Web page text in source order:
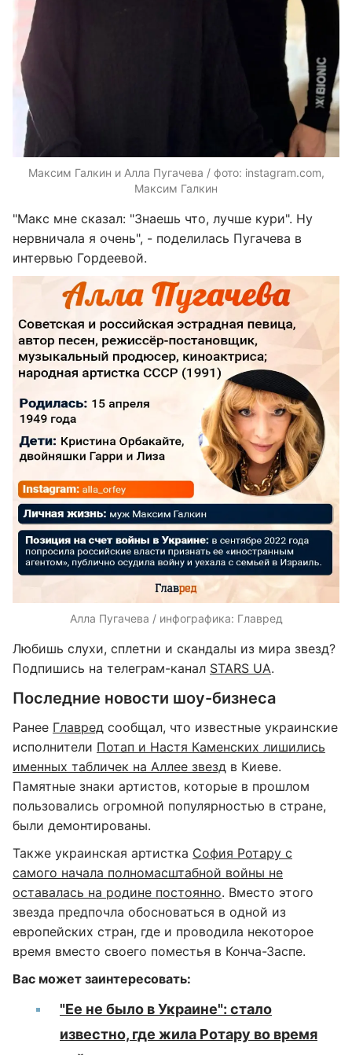
Максим Галкин и Алла Пугачева / фото: instagram.com,
Максим Галкин
"Макс мне сказал: "Знаешь что, лучше кури". Ну
нервничала я очень", - поделилась Пугачева в
интервью Гордеевой.
Алла Пугачева / инфографика: Главред
Любишь слухи, сплетни и скандалы из мира звезд?
Подпишись на телеграм-канал STARS UA.
Последние новости шоу-бизнеса
Ранее Главред сообщал, что известные украинские
исполнители Потап и Настя Каменских лишились
именных табличек на Аллее звезд в Киеве.
Памятные знаки артистов, которые в прошлом
пользовались огромной популярностью в стране,
были демонтированы.
Также украинская артистка София Ротару с
самого начала полномасштабной войны не
оставалась на родине постоянно. Вместо этого
звезда предпочла обосноваться в одной из
европейских стран, где и проводила некоторое
время вместо своего поместья в Конча-Заспе.
Вас может заинтересовать:
"Ее не было в Украине": стало
известно, где жила Ротару во время